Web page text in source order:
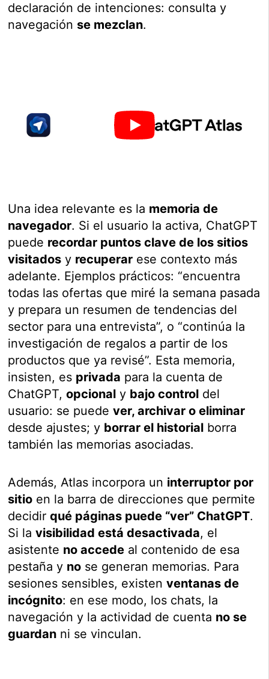
declaración de intenciones: consulta y
navegación se mezclan.
Una idea relevante es la memoria de
navegador. Si el usuario la activa, ChatGPT
puede recordar puntos clave de los sitios
visitados y recuperar ese contexto más
adelante. Ejemplos prácticos: “encuentra
todas las ofertas que miré la semana pasada
y prepara un resumen de tendencias del
sector para una entrevista”, o “continúa la
investigación de regalos a partir de los
productos que ya revisé”. Esta memoria,
insisten, es privada para la cuenta de
ChatGPT,opcional y bajo control del
usuario: se puedever, archivar o eliminar
desde ajustes; y borrar el historial borra
también las memorias asociadas.
Además, Atlas incorpora un interruptor por
sitio en la barra de direcciones que permite
decidirqué páginas puede “ver” ChatGPT.
Si lavisibilidad está desactivada, el
asistente no accede al contenido de esa
pestaña y no se generan memorias. Para
sesiones sensibles, existenventanas de
incógnito: en ese modo, los chats, la
navegación y la actividad de cuenta no se
guardan ni se vinculan.